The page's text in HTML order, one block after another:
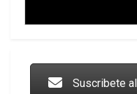
* Licenciado en
investigador de
Suscribete